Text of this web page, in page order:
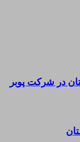
در شرکت پوبر